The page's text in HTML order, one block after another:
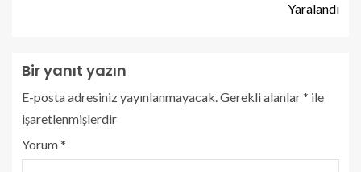
Yaralandı
Bir yanıt yazın
E-posta adresiniz yayınlanmayacak.Gerekli alanlar* ile
işaretlenmişlerdir
Yorum*